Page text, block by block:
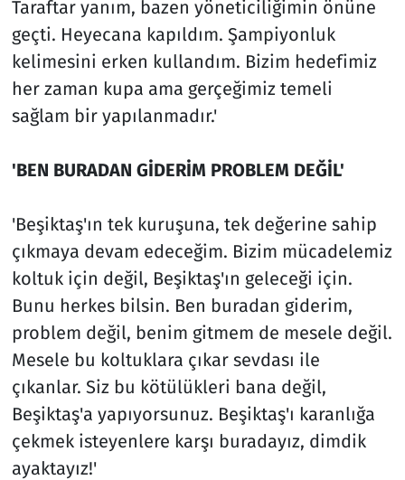
Taraftar yanım, bazen yöneticiliğimin önüne
geçti. Heyecana kapıldım. Şampiyonluk
kelimesini erken kullandım. Bizim hedefimiz
her zaman kupa ama gerçeğimiz temeli
sağlam bir yapılanmadır.'
'BEN BURADAN GİDERİM PROBLEM DEĞİL'
'Beşiktaş'ın tek kuruşuna, tek değerine sahip
çıkmaya devam edeceğim. Bizim mücadelemiz
koltuk için değil, Beşiktaş'ın geleceği için.
Bunu herkes bilsin. Ben buradan giderim,
problem değil, benim gitmem de mesele değil.
Mesele bu koltuklara çıkar sevdası ile
çıkanlar. Siz bu kötülükleri bana değil,
Beşiktaş'a yapıyorsunuz. Beşiktaş'ı karanlığa
çekmek isteyenlere karşı buradayız, dimdik
ayaktayız!'